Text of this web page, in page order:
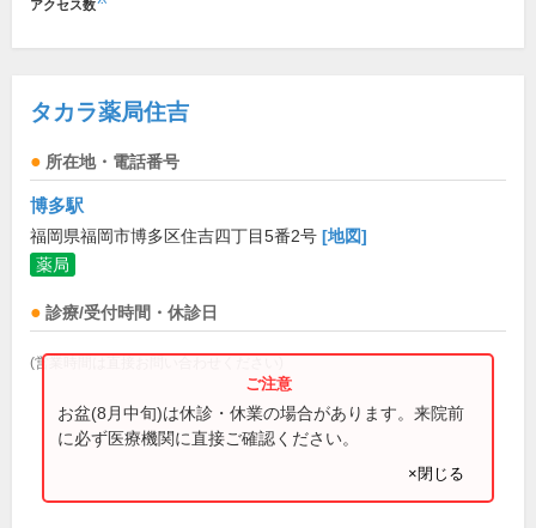
アクセス数
タカラ薬局住吉
所在地・電話番号
博多駅
福岡県福岡市博多区住吉四丁目5番2号 [地図]
薬局
診療/受付時間・休診日
(営業時間は直接お問い合わせください)
お盆(8月中旬)は休診・休業の場合があります。来院前
に必ず医療機関に直接ご確認ください。
×閉じる